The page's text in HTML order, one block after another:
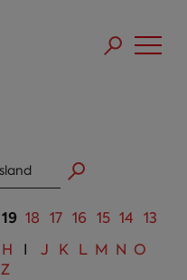
19 18 17 16 15 14 13
H I J K L M N O
Z